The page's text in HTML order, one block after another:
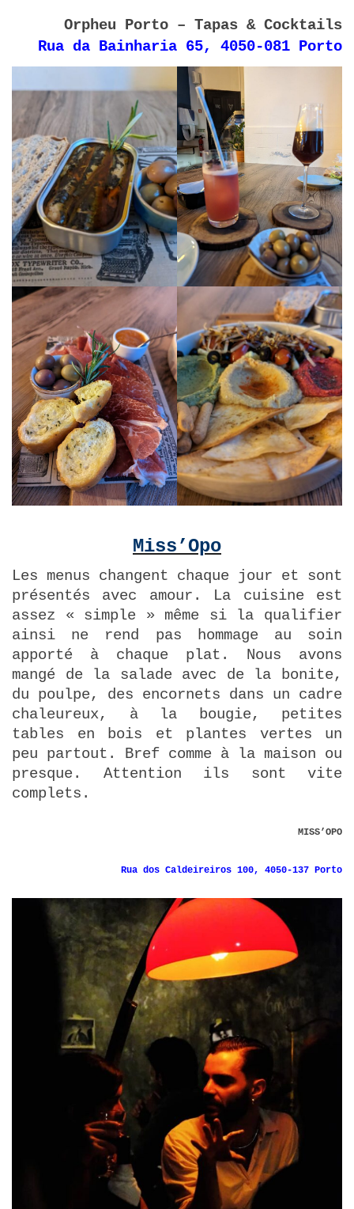
Orpheu Porto – Tapas & Cocktails
Rua da Bainharia 65, 4050-081 Porto
Miss’Opo
Les menus changent chaque jour et sont
présentés avec amour. La cuisine est
assez « simple » même si la qualifier
ainsi ne rend pas hommage au soin
apporté à chaque plat. Nous avons
mangé de la salade avec de la bonite,
du poulpe, des encornets dans un cadre
chaleureux, à la bougie, petites
tables en bois et plantes vertes un
peu partout. Bref comme à la maison ou
presque. Attention ils sont vite
complets.
MISS’OPO
Rua dos Caldeireiros 100, 4050-137 Porto